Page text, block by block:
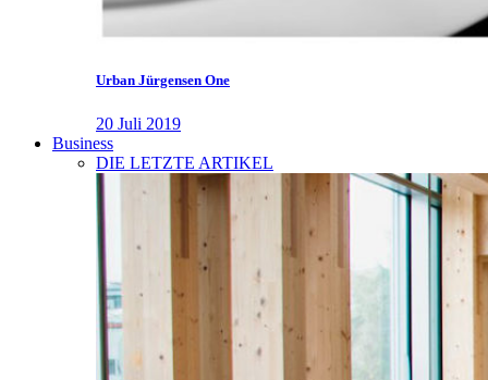
Urban Jürgensen One
20 Juli 2019
Business
DIE LETZTE ARTIKEL